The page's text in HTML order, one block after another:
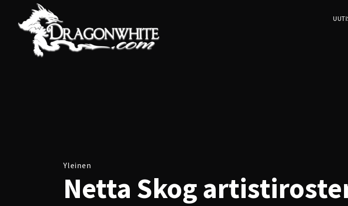
Yleinen
Netta Skog